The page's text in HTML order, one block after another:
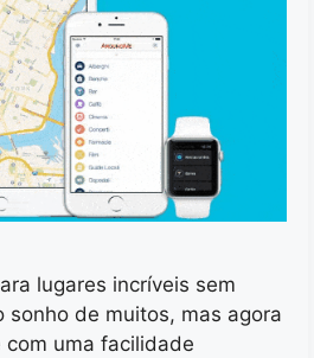
lugares incríveis sem
sonho de muitos, mas agora
com uma facilidade